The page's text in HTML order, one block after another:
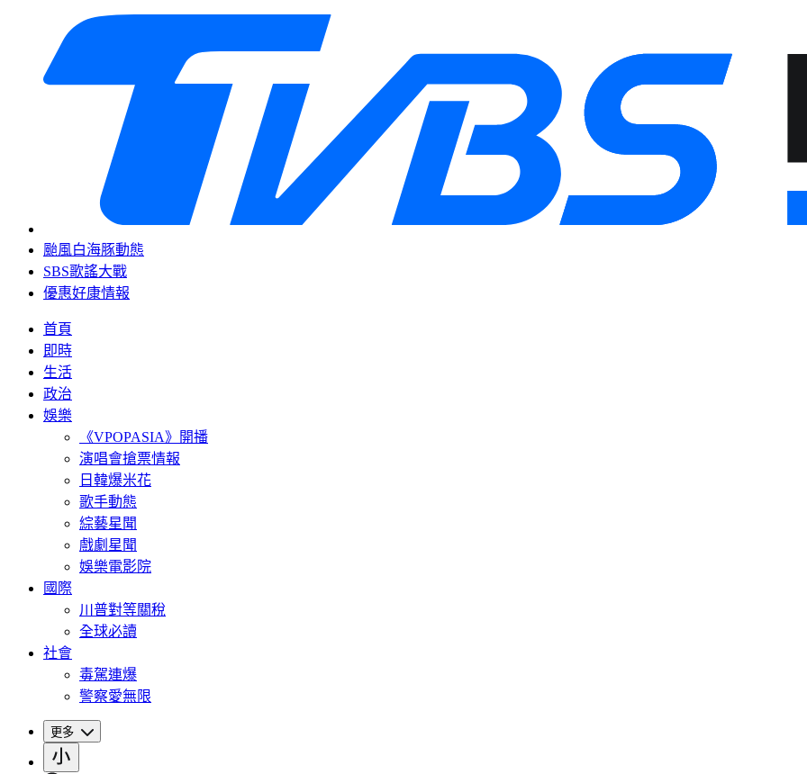
颱風白海豚動態
SBS歌謠大戰
優惠好康情報
首頁
即時
生活
政治
娛樂
《VPOPASIA》開播
演唱會搶票情報
日韓爆米花
歌手動態
綜藝星聞
戲劇星聞
娛樂電影院
國際
川普對等關稅
全球必讀
社會
毒駕連爆
警察愛無限
更多